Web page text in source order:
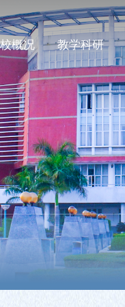
概况 教学科研